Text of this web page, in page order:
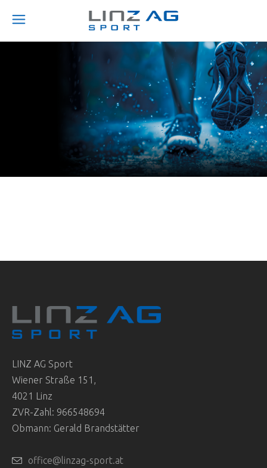
LINZ AG Sport
Wiener Straße 151,
4021 Linz
ZVR-Zahl: 966548694
Obmann: Gerald Brandstätter
office@linzag-sport.at